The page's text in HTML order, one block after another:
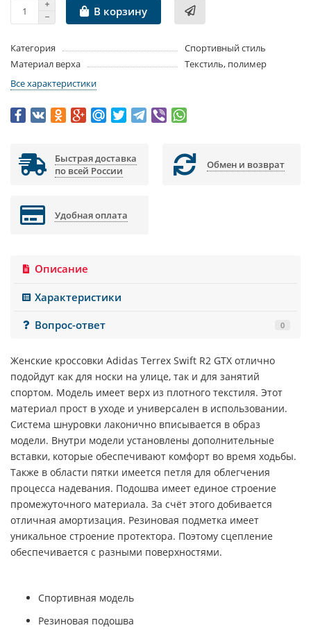
В корзину
Категория
Спортивный стиль
Материал верха
Текстиль, полимер
Все характеристики
Быстрая доставка
по всей России
Обмен и возврат
Удобная оплата
Описание
Характеристики
Вопрос-ответ
0
Женские кроссовки Adidas Terrex Swift R2 GTX отлично
подойдут как для носки на улице, так и для занятий
спортом. Модель имеет верх из плотного текстиля. Этот
материал прост в уходе и универсален в использовании.
Система шнуровки лаконично вписывается в образ
модели. Внутри модели установлены дополнительные
вставки, которые обеспечивают комфорт во время ходьбы.
Также в области пятки имеется петля для облегчения
процесса надевания. Подошва имеет единое строение
промежуточного материала. За счёт этого добивается
отличная амортизация. Резиновая подметка имеет
уникальное строение протектора. Поэтому сцепление
обеспечивается с разными поверхностями.
Спортивная модель
Резиновая подошва